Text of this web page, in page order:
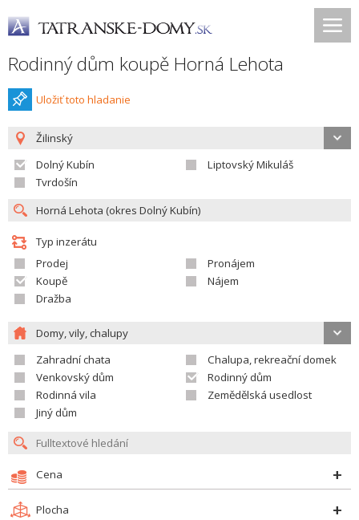
Rodinný dům koupě Horná Lehota
Uložiť toto hladanie
Žilinský
Dolný Kubín
Liptovský Mikuláš
Tvrdošín
Typ inzerátu
Prodej
Pronájem
Koupě
Nájem
Dražba
Domy, vily, chalupy
Zahradní chata
Chalupa, rekreační domek
Venkovský dům
Rodinný dům
Rodinná vila
Zemědělská usedlost
Jiný dům
Cena
Plocha